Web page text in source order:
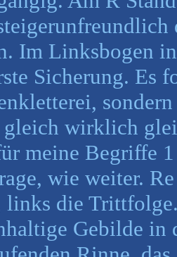
Im Linksbogen
Sicherung. Es
wirklich
meine Begriffe
wie weiter.
die
Gebilde in